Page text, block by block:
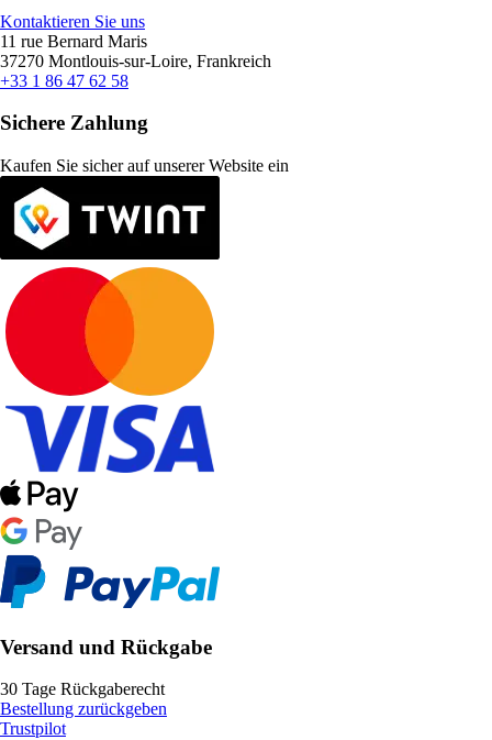
Kontaktieren Sie uns
11 rue Bernard Maris
37270 Montlouis-sur-Loire, Frankreich
+33 1 86 47 62 58
Sichere Zahlung
Kaufen Sie sicher auf unserer Website ein
Versand und Rückgabe
30 Tage Rückgaberecht
Bestellung zurückgeben
Trustpilot